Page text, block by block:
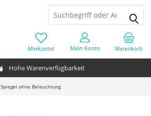
Hohe Warenverfügbarkeit
Warenkorb
Merkzettel Mein Konto
Spiegel ohne Beleuchtung